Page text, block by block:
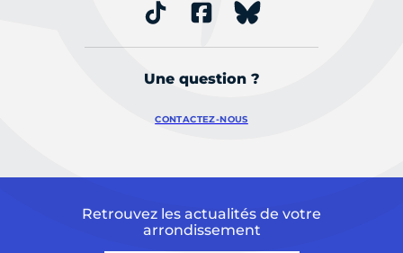
Une question ?
CONTACTEZ-NOUS
Retrouvez les actualités de votre
arrondissement